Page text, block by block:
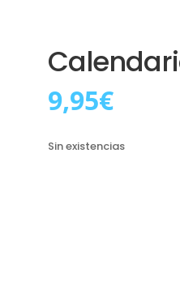
9,95€
Sin existencias